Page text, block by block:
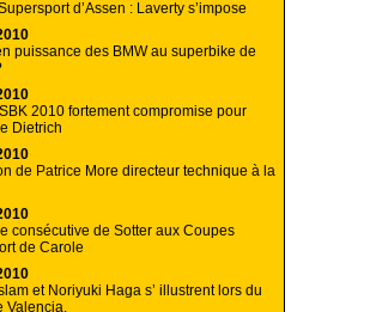
d’Assen : Laverty s’impose
puissance des BMW au superbike de
2010 fortement compromise pour
Dietrich
de Patrice More directeur technique à la
consécutive de Sotter aux Coupes
de Carole
et Noriyuki Haga s’ illustrent lors du
Valencia.